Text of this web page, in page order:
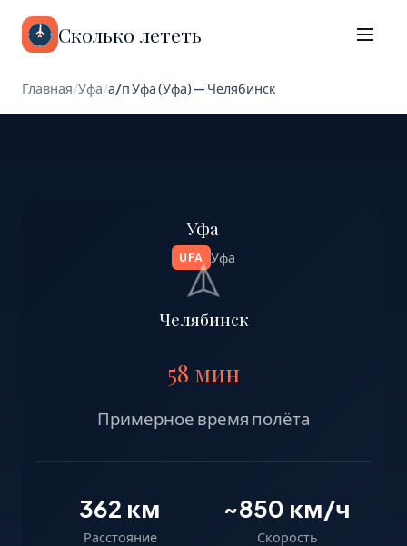
Сколько лететь
Главная/Уфа/а/п Уфа (Уфа) — Челябинск
Уфа
UFA Уфа
Челябинск
58 мин
Примерное время полёта
362 км
Расстояние
~850 км/ч
Скорость